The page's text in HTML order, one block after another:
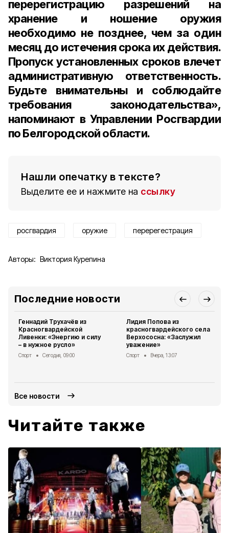
перерегистрацию разрешений на
хранение и ношение оружия
необходимо не позднее, чем за один
месяц до истечения срока их действия.
Пропуск установленных сроков влечет
административную ответственность.
Будьте внимательны и соблюдайте
требования законодательства»,
напоминают в Управлении Росгвардии
по Белгородской области.
Нашли опечатку в тексте?
Выделите ее и нажмите на ссылку
росгвардия оружие перерегестрация
Авторы: Виктория Курепина
Последние новости
Геннадий Трухачёв из
Красногвардейской
Ливенки: «Энергию и силу
– в нужное русло»
Спорт Сегодня, 09:00
Лидия Попова из
красногвардейского села
Верхососна: «Заслужил
уважение»
Спорт Вчера, 13:07
Все новости
Читайте также